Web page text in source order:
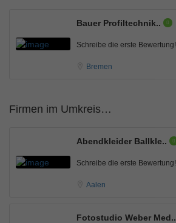
Bauer Profiltechnik..
Schreibe die erste Bewertung!
Bremen
Firmen im Umkreis…
Abendkleider Ballkle..
Schreibe die erste Bewertung!
Aalen
Fotostudio Weber Med..